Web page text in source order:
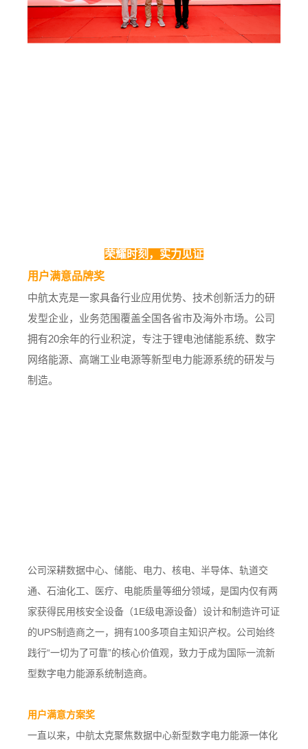
荣耀时刻，实力见证
用户满意品牌奖
中航太克是一家具备行业应用优势、技术创新活力的研
发型企业，业务范围覆盖全国各省市及海外市场。公司
拥有20余年的行业积淀，专注于锂电池储能系统、数字
网络能源、高端工业电源等新型电力能源系统的研发与
制造。
公司深耕数据中心、储能、电力、核电、半导体、轨道交
通、石油化工、医疗、电能质量等细分领域，是国内仅有两
家获得民用核安全设备（1E级电源设备）设计和制造许可证
的UPS制造商之一，拥有100多项自主知识产权。公司始终
践行“一切为了可靠”的核心价值观，致力于成为国际一流新
型数字电力能源系统制造商。
用户满意方案奖
一直以来，中航太克聚焦数据中心新型数字电力能源一体化